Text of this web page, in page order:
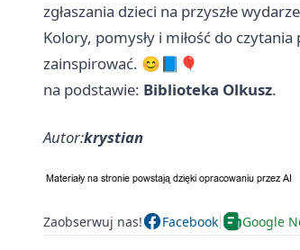
zgłaszania dzieci na przyszłe
Kolory, pomysły i miłość do
zainspirować. 😊📘🎈
na podstawie: Biblioteka Olkusz.
Autor:krystian
Zaobserwuj nas! Facebook Google